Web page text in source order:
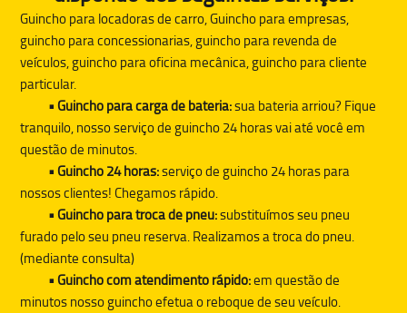
Guincho para locadoras de carro, Guincho para empresas,
guincho para concessionarias, guincho para revenda de
veículos, guincho para oficina mecânica, guincho para cliente
particular.
• Guincho para carga de bateria:sua bateria arriou? Fique
tranquilo, nosso serviço de guincho 24 horas vai até você em
questão de minutos.
• Guincho 24 horas:serviço de guincho 24 horas para
nossos clientes! Chegamos rápido.
• Guincho para troca de pneu:substituímos seu pneu
furado pelo seu pneu reserva. Realizamos a troca do pneu.
(mediante consulta)
• Guincho com atendimento rápido:em questão de
minutos nosso guincho efetua o reboque de seu veículo.